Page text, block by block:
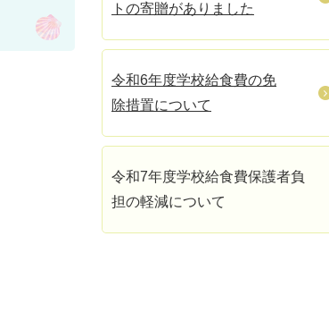
トの寄贈がありました
令和6年度学校給食費の免
除措置について
令和7年度学校給食費保護者負
担の軽減について